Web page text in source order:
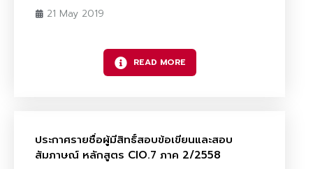
21 May 2019
READ MORE
ประกาศรายชื่อผู้มีสิทธิ์สอบข้อเขียนและสอบ
สัมภาษณ์ หลักสูตร CIO.7 ภาค 2/2558